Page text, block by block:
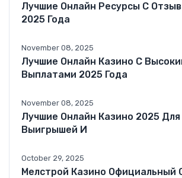
Лучшие Онлайн Ресурсы С
2025 Года
November 08, 2025
Лучшие Онлайн Казино С
Выплатами 2025 Года
November 08, 2025
Лучшие Онлайн Казино 2025
Выигрышей И
October 29, 2025
Мелстрой Казино Официальный